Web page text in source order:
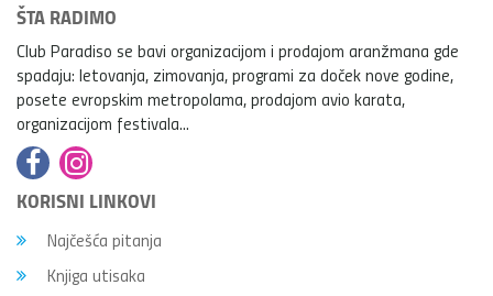
ŠTA RADIMO
Club Paradiso se bavi organizacijom i prodajom aranžmana gde
spadaju: letovanja, zimovanja, programi za doček nove godine,
posete evropskim metropolama, prodajom avio karata,
organizacijom festivala...
KORISNI LINKOVI
Najčešća pitanja
Knjiga utisaka